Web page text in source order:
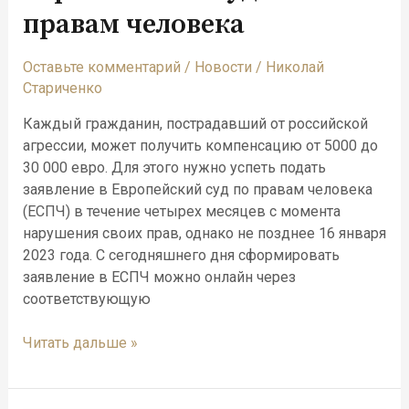
правам человека
Оставьте комментарий / Новости / Николай
Стариченко
Каждый гражданин, пострадавший от российской
агрессии, может получить компенсацию от 5000 до
30 000 евро. Для этого нужно успеть подать
заявление в Европейский суд по правам человека
(ЕСПЧ) в течение четырех месяцев с момента
нарушения своих прав, однако не позднее 16 января
2023 года. С сегодняшнего дня сформировать
заявление в ЕСПЧ можно онлайн через
соответствующую
Читать дальше »